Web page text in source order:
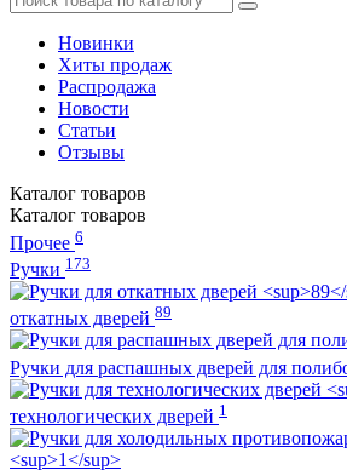
Новинки
Хиты продаж
Распродажа
Новости
Статьи
Отзывы
Каталог товаров
Каталог товаров
Прочее 6
Ручки 173
откатных дверей 89
Ручки для распашных дверей для
технологических дверей 1